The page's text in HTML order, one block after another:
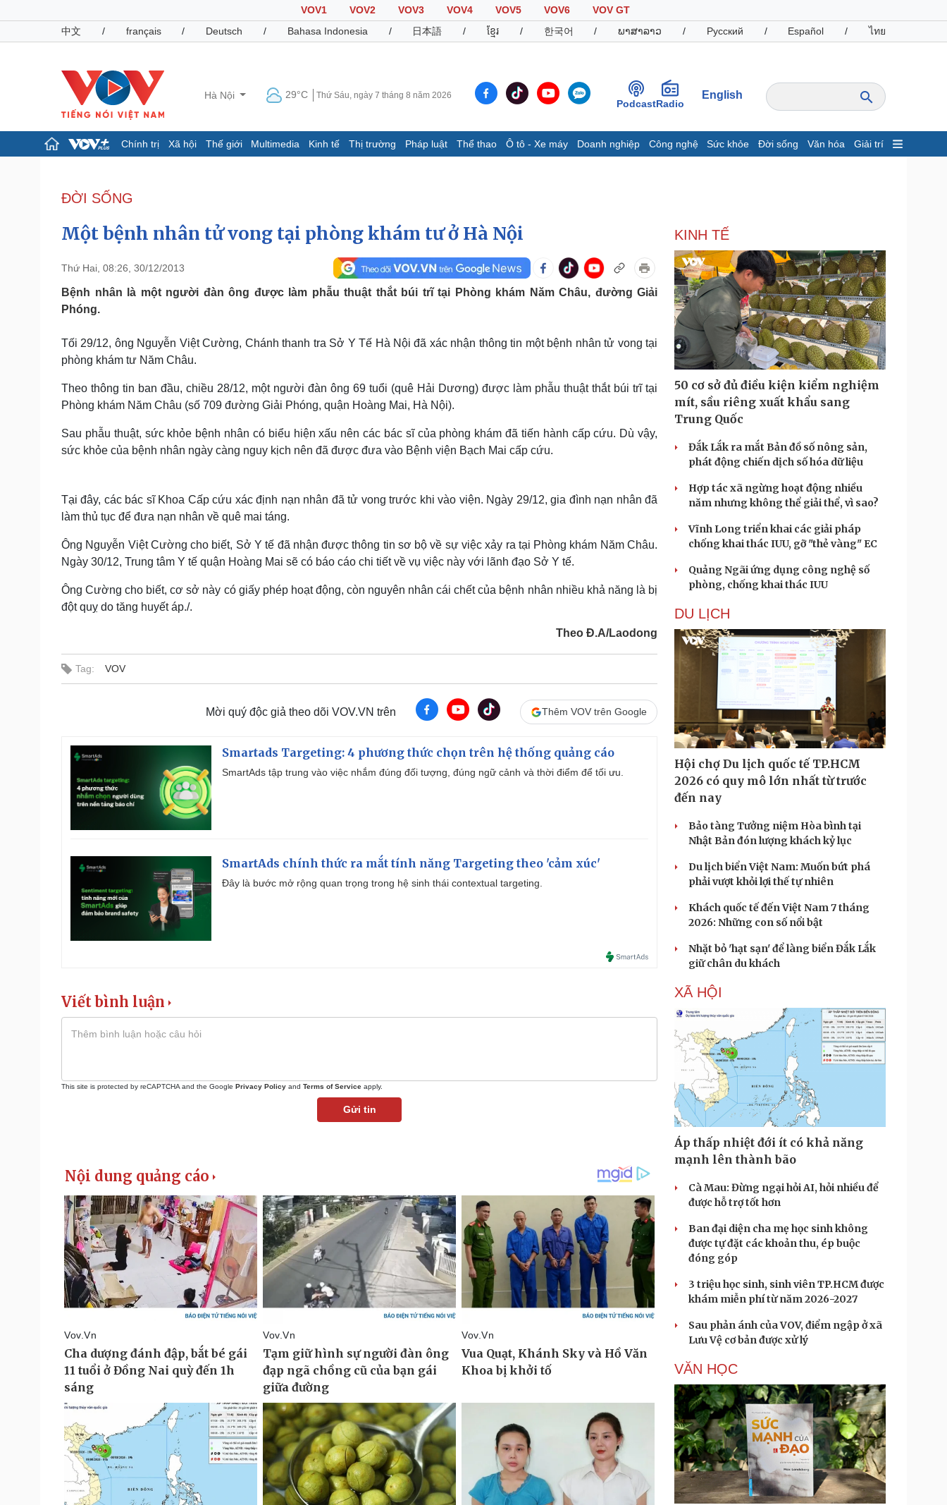
VOV1 VOV2 VOV3 VOV4 VOV5 VOV6
VOV GT
中文
/ français / Deutsch / Bahasa Indonesia / 日本語 / ខ្មែរ / 한국어 / ພາສາລາວ / Русский / Español / ไทย
Hà Nội 29°C Thứ Sáu, ngày 7 tháng 8 năm 2026
PodcastRadio
English
Chính trị Xã hội Thế giới Multimedia Kinh tế Thị trường Pháp luật Thể thao Ô tô - Xe máy Doanh nghiệp Công nghệ Sức khỏe Đời sống Văn hóa Giải trí
Đảng
Tổ chức nhân sự
Nhận diện sự thật
Giáo dục
Dấu ấn VOV
Infographic
Giá cà phê
Pháp luật
Vụ án
Tư vấn luật
Quân sự - Quốc phòng
Phân tích
Thể thao
Thế giới thể thao
Ô tô - Xe máy
Tư vấn
Doanh nghiệp
Thông tin doanh nghiệp
Doanh nghiệp 24h
Doanh nhân
Vì cộng đồng
Công nghệ
Sành điệu
Tin Công nghệ
Trải nghiệm
Chuyển đổi số
Sức khỏe
Dinh dưỡng - món ngon
Cây thuốc
Sản phụ khoa
Nhi khoa
Phòng mạch online
Ăn sạch sống khỏe
Đời sống
Nhà đẹp
Tình yêu - Gia đình
Văn hóa
Sân khấu - Điện ảnh
Văn học
Âm nhạc
Di sản
Giải trí
Thời trang
Sao Việt
Du lịch
Săn Tour
check-in
Podcast
Câu chuyện thời sự
Cửa sổ tình yêu
Kể chuyện cho bé
Hạt giống tâm hồn
Cải chính
ĐỜI SỐNG
Một bệnh nhân tử vong tại phòng khám tư ở Hà Nội
Thứ Hai, 08:26, 30/12/2013
Bệnh nhân là một người đàn ông được làm phẫu thuật thắt búi trĩ tại Phòng khám Năm Châu, đường Giải
Phóng.
Tối 29/12, ông Nguyễn Việt Cường, Chánh thanh tra Sở Y Tế Hà Nội đã xác nhận thông tin một bệnh nhân tử vong tại
phòng khám tư Năm Châu.
Theo thông tin ban đầu, chiều 28/12, một người đàn ông 69 tuổi (quê Hải Dương) được làm phẫu thuật thắt búi trĩ tại
Phòng khám Năm Châu (số 709 đường Giải Phóng, quận Hoàng Mai, Hà Nội).
Sau phẫu thuật, sức khỏe bệnh nhân có biểu hiện xấu nên các bác sĩ của phòng khám đã tiến hành cấp cứu. Dù vậy,
sức khỏe của bệnh nhân ngày càng nguy kịch nên đã được đưa vào Bệnh viện Bạch Mai cấp cứu.
Tại đây, các bác sĩ Khoa Cấp cứu xác định nạn nhân đã tử vong trước khi vào viện. Ngày 29/12, gia đình nạn nhân đã
làm thủ tục để đưa nạn nhân về quê mai táng.
Ông Nguyễn Việt Cường cho biết, Sở Y tế đã nhận được thông tin sơ bộ về sự việc xảy ra tại Phòng khám Năm Châu.
Ngày 30/12, Trung tâm Y tế quận Hoàng Mai sẽ có báo cáo chi tiết về vụ việc này với lãnh đạo Sở Y tế.
Ông Cường cho biết, cơ sở này có giấy phép hoạt động, còn nguyên nhân cái chết của bệnh nhân nhiều khả năng là bị
đột quỵ do tăng huyết áp./.
Theo Đ.A/Laodong
Tag: VOV
Mời quý độc giả theo dõi VOV.VN trên Thêm VOV trên Google
Smartads Targeting: 4 phương thức chọn trên hệ thống quảng cáo
SmartAds tập trung vào việc nhắm đúng đối tượng, đúng ngữ cảnh và thời điểm để tối ưu.
SmartAds chính thức ra mắt tính năng Targeting theo 'cảm xúc'
Đây là bước mở rộng quan trọng trong hệ sinh thái contextual targeting.
Viết bình luận
This site is protected by reCAPTCHA and the Google Privacy Policy and Terms of Service apply.
Gửi tin
KINH TẾ
50 cơ sở đủ điều kiện kiểm nghiệm
mít, sầu riêng xuất khẩu sang
Trung Quốc
Đắk Lắk ra mắt Bản đồ số nông sản,
phát động chiến dịch số hóa dữ liệu
Hợp tác xã ngừng hoạt động nhiều
năm nhưng không thể giải thể, vì sao?
Vĩnh Long triển khai các giải pháp
chống khai thác IUU, gỡ "thẻ vàng" EC
Quảng Ngãi ứng dụng công nghệ số
phòng, chống khai thác IUU
DU LỊCH
Hội chợ Du lịch quốc tế TP.HCM
2026 có quy mô lớn nhất từ trước
đến nay
Bảo tàng Tưởng niệm Hòa bình tại
Nhật Bản đón lượng khách kỷ lục
Du lịch biển Việt Nam: Muốn bứt phá
phải vượt khỏi lợi thế tự nhiên
Khách quốc tế đến Việt Nam 7 tháng
2026: Những con số nổi bật
Nhặt bỏ 'hạt sạn' để làng biển Đắk Lắk
giữ chân du khách
XÃ HỘI
Áp thấp nhiệt đới ít có khả năng
mạnh lên thành bão
Cà Mau: Đừng ngại hỏi AI, hỏi nhiều để
được hỗ trợ tốt hơn
Ban đại diện cha mẹ học sinh không
được tự đặt các khoản thu, ép buộc
đóng góp
3 triệu học sinh, sinh viên TP.HCM được
khám miễn phí từ năm 2026-2027
Sau phản ánh của VOV, điểm ngập ở xã
Lưu Vệ cơ bản được xử lý
VĂN HỌC